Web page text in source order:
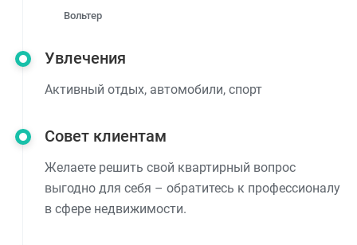
Вольтер
Увлечения
Активный отдых, автомобили, спорт
Совет клиентам
Желаете решить свой квартирный вопрос
выгодно для себя – обратитесь к профессионалу
в сфере недвижимости.